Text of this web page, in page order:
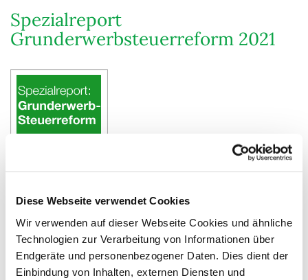
Diese Webseite verwendet Cookies
Wir verwenden auf dieser Webseite Cookies und ähnliche
Technologien zur Verarbeitung von Informationen über
Endgeräte und personenbezogener Daten. Dies dient der
Einbindung von Inhalten, externen Diensten und
Spezialreport
Grunderwerbsteuerreform 2021
Strengere Regeln beim Share Deal: Wir
bereiten Sie vor auf den neuen
Ergänzungstatbestand § 1 Abs. 2b GrEStG